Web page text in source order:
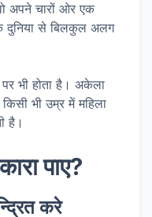
अपने चारों ओर एक
दुनिया से बिलकुल अलग
भी होता है। अकेला
भी उम्र में महिला
है।
पाए?
करे